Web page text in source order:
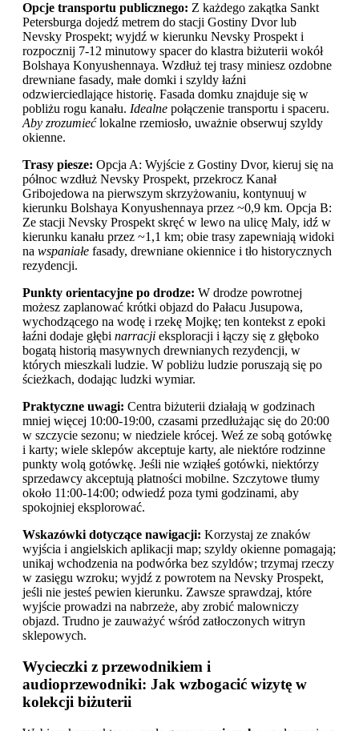
Opcje transportu publicznego: Z każdego zakątka Sankt
Petersburga dojedź metrem do stacji Gostiny Dvor lub
Nevsky Prospekt; wyjdź w kierunku Nevsky Prospekt i
rozpocznij 7-12 minutowy spacer do klastra biżuterii wokół
Bolshaya Konyushennaya. Wzdłuż tej trasy miniesz ozdobne
drewniane fasady, małe domki i szyldy łaźni
odzwierciedlające historię. Fasada domku znajduje się w
pobliżu rogu kanału. Idealne połączenie transportu i spaceru.
Aby zrozumiećlokalne rzemiosło, uważnie obserwuj szyldy
okienne.
Trasy piesze: Opcja A: Wyjście z Gostiny Dvor, kieruj się na
północ wzdłuż Nevsky Prospekt, przekrocz Kanał
Gribojedowa na pierwszym skrzyżowaniu, kontynuuj w
kierunku Bolshaya Konyushennaya przez ~0,9 km. Opcja B:
Ze stacji Nevsky Prospekt skręć w lewo na ulicę Maly, idź w
kierunku kanału przez ~1,1 km; obie trasy zapewniają widoki
na wspaniałe fasady, drewniane okiennice i tło historycznych
rezydencji.
Punkty orientacyjne po drodze: W drodze powrotnej
możesz zaplanować krótki objazd do Pałacu Jusupowa,
wychodzącego na wodę i rzekę Mojkę; ten kontekst z epoki
łaźni dodaje głębi narracji eksploracji i łączy się z głęboko
bogatą historią masywnych drewnianych rezydencji, w
których mieszkali ludzie. W pobliżu ludzie poruszają się po
ścieżkach, dodając ludzki wymiar.
Praktyczne uwagi: Centra biżuterii działają w godzinach
mniej więcej 10:00-19:00, czasami przedłużając się do 20:00
w szczycie sezonu; w niedziele krócej. Weź ze sobą gotówkę
i karty; wiele sklepów akceptuje karty, ale niektóre rodzinne
punkty wolą gotówkę. Jeśli nie wziąłeś gotówki, niektórzy
sprzedawcy akceptują płatności mobilne. Szczytowe tłumy
około 11:00-14:00; odwiedź poza tymi godzinami, aby
spokojniej eksplorować.
Wskazówki dotyczące nawigacji: Korzystaj ze znaków
wyjścia i angielskich aplikacji map; szyldy okienne pomagają;
unikaj wchodzenia na podwórka bez szyldów; trzymaj rzeczy
w zasięgu wzroku; wyjdź z powrotem na Nevsky Prospekt,
jeśli nie jesteś pewien kierunku. Zawsze sprawdzaj, które
wyjście prowadzi na nabrzeże, aby zrobić malowniczy
objazd. Trudno je zauważyć wśród zatłoczonych witryn
sklepowych.
Wycieczki z przewodnikiem i
audioprzewodniki: Jak wzbogacić wizytę w
kolekcji biżuterii